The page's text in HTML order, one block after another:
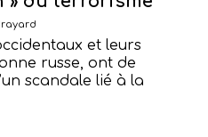
et leurs
russe, ont de
scandale lié à la